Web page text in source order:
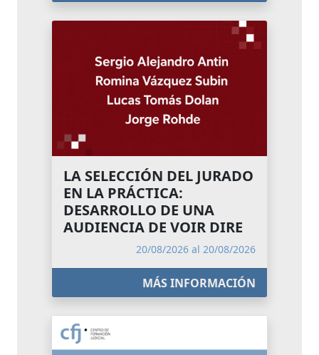
LA SELECCIÓN DEL JURADO
EN LA PRÁCTICA:
DESARROLLO DE UNA
AUDIENCIA DE VOIR DIRE
20/08/2026 al 20/08/2026
MÁS INFORMACIÓN